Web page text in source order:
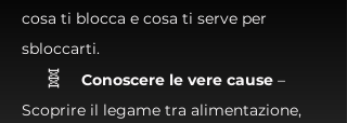
cosa ti blocca e cosa ti serve per
sbloccarti.
🧬 Conoscere le vere cause –
Scoprire il legame tra alimentazione,